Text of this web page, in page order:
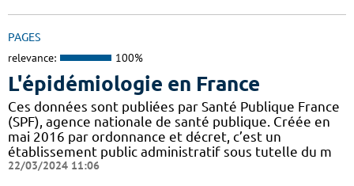
PAGES
relevance: 100%
L'épidémiologie en France
Ces données sont publiées par Santé Publique France
(SPF), agence nationale de santé publique. Créée en
mai 2016 par ordonnance et décret, c’est un
établissement public administratif sous tutelle du m
22/03/2024 11:06